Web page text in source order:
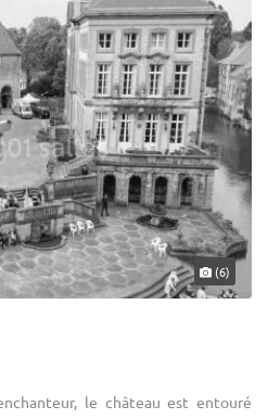
(6)
le château est entouré